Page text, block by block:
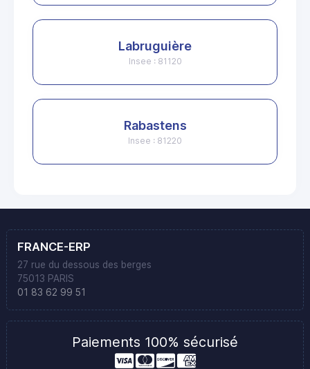
Labruguière
Insee : 81120
Rabastens
Insee : 81220
FRANCE-ERP
27 rue du dessous des berges
75013 PARIS
01 83 62 99 51
Paiements 100% sécurisé